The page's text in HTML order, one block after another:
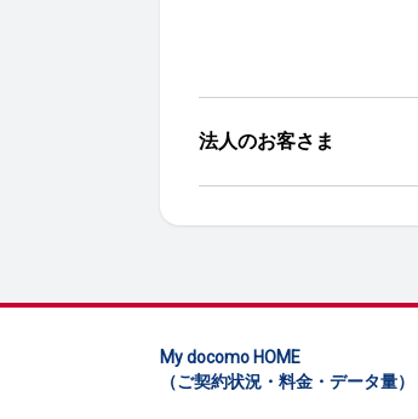
法人のお客さま
My docomo HOME
（ご契約状況・料金・データ量）